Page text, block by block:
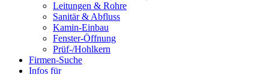
Leitungen & Rohre
Sanitär & Abfluss
Kamin-Einbau
Fenster-Öffnung
Prüf-/Hohlkern
Firmen-Suche
Infos für